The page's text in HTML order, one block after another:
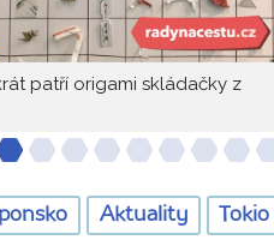
patří origami skládačky z
Aktuality Tokio